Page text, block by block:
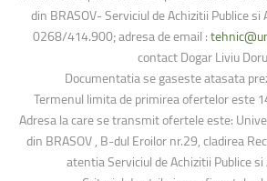
din BRASOV- Serviciul de Achizitii Publice
0268/414.900; adresa de email :
contact Dogar Liviu
Documentatia se gaseste atasata
Termenul limita de primirea ofertelor este
Adresa la care se transmit ofertele este:
din BRASOV , B-dul Eroilor nr.29, cladirea
atentia Serviciul de Achizitii Publice